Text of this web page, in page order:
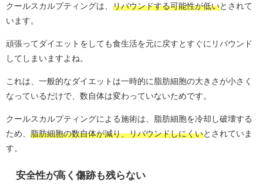
クールスカルプティングは、 リバウンドする可能性が低いとされて
います。
頑張ってダイエットをしても食生活を元に戻すとすぐにリバウンド
してしまいますよね。
これは、一般的なダイエットは一時的に脂肪細胞の大きさが小さく
なっているだけで、数自体は変わっていないためです。
クールスカルプティングによる施術は、脂肪細胞を冷却し破壊する
ため、 脂肪細胞の数自体が減り、リバウンドしにくいとされていま
す。
安全性が高く傷跡も残らない